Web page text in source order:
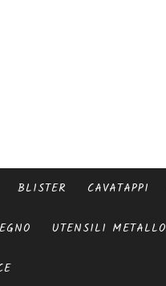
BLISTER CAVATAPPI
UTENSILI METALLO